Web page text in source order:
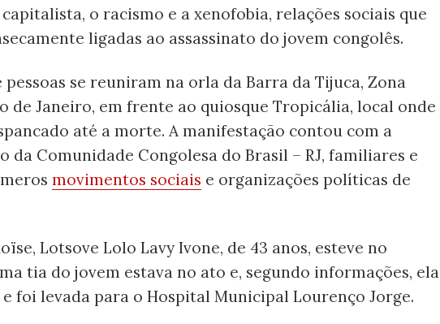
o racismo e a xenofobia, relações sociais que
ligadas ao assassinato do jovem congolês.
se reuniram na orla da Barra da Tijuca, Zona
de Janeiro, em frente ao quiosque Tropicália, local onde
até a morte. A manifestação contou com a
da Comunidade Congolesa do Brasil – RJ, familiares e
movimentos sociais e organizações políticas de
Lotsove Lolo Lavy Ivone, de 43 anos, esteve no
tia do jovem estava no ato e, segundo informações, ela
foi levada para o Hospital Municipal Lourenço Jorge.